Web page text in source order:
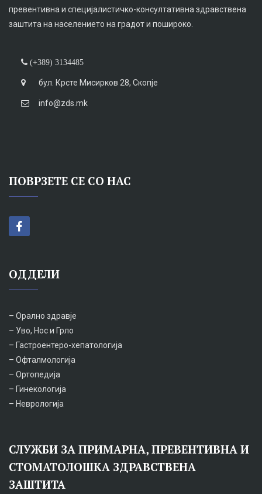
превентивна и специјалистичко-консултативна здравствена
заштита на населението на градот и пошироко.
(+389) 3134485
бул. Крсте Мисирков 28, Скопје
info@zds.mk
ПОВРЗЕТЕ СЕ СО НАС
ОДДЕЛИ
– Орално здравје
– Уво, Нос и Грло
– Гастроентеро-хепатологија
– Офталмологија
– Ортопедија
– Гинекологија
– Неврологија
СЛУЖБИ ЗА ПРИМАРНА, ПРЕВЕНТИВНА И
СТОМАТОЛОШКА ЗДРАВСТВЕНА
ЗАШТИТА